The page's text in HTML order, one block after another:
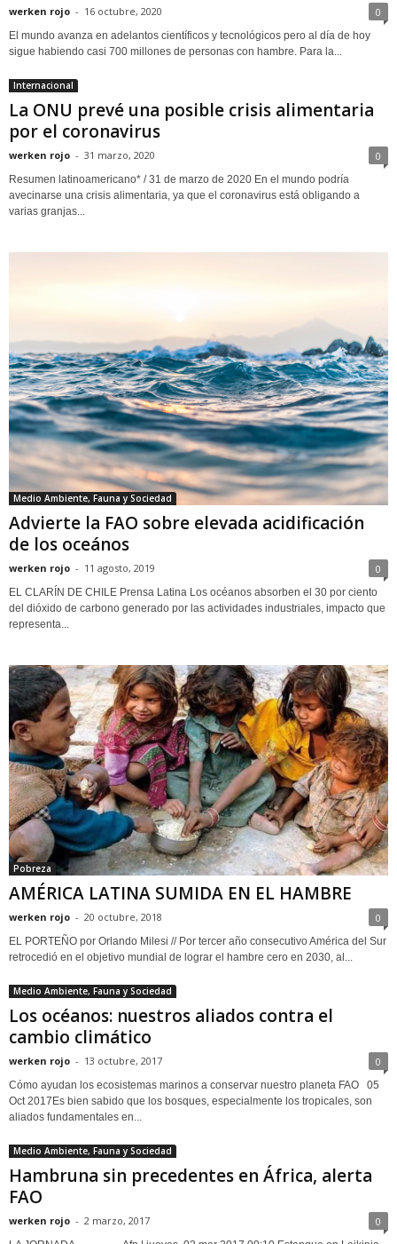
werken rojo - 16 octubre, 2020 0
El mundo avanza en adelantos científicos y tecnológicos pero al día de hoy
sigue habiendo casi 700 millones de personas con hambre. Para la...
Internacional
La ONU prevé una posible crisis alimentaria
por el coronavirus
werken rojo - 31 marzo, 2020 0
Resumen latinoamericano* / 31 de marzo de 2020 En el mundo podría
avecinarse una crisis alimentaria, ya que el coronavirus está obligando a
varias granjas...
Medio Ambiente, Fauna y Sociedad
Advierte la FAO sobre elevada acidificación
de los oceános
werken rojo - 11 agosto, 2019 0
EL CLARÍN DE CHILE Prensa Latina Los océanos absorben el 30 por ciento
del dióxido de carbono generado por las actividades industriales, impacto que
representa...
Pobreza
AMÉRICA LATINA SUMIDA EN EL HAMBRE
werken rojo - 20 octubre, 2018 0
EL PORTEÑO por Orlando Milesi // Por tercer año consecutivo América del Sur
retrocedió en el objetivo mundial de lograr el hambre cero en 2030, al...
Medio Ambiente, Fauna y Sociedad
Los océanos: nuestros aliados contra el
cambio climático
werken rojo - 13 octubre, 2017 0
Cómo ayudan los ecosistemas marinos a conservar nuestro planeta FAO 05
Oct 2017Es bien sabido que los bosques, especialmente los tropicales, son
aliados fundamentales en...
Medio Ambiente, Fauna y Sociedad
Hambruna sin precedentes en África, alerta
FAO
werken rojo - 2 marzo, 2017 0